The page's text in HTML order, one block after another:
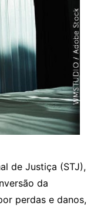
de Justiça (STJ),
da
perdas e danos,